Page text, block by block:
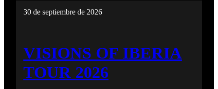
30 de septiembre de 2026
VISIONS OF IBERIA
TOUR 2026